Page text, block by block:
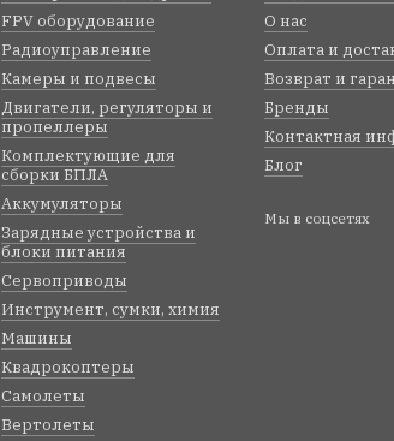
FPV оборудование
Радиоуправление
Камеры и подвесы
Двигатели, регуляторы и
пропеллеры
Комплектующие для
сборки БПЛА
Аккумуляторы
Зарядные устройства и
блоки питания
Сервоприводы
Инструмент, сумки, химия
Машины
Квадрокоптеры
Самолеты
Вертолеты
О нас
Оплата и
Возврат и
Бренды
Контактная
Блог
Мы в соцсетях